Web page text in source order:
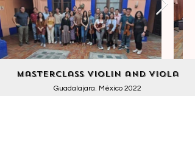
Masterclass Violin and Viola
Guadalajara. México 2022